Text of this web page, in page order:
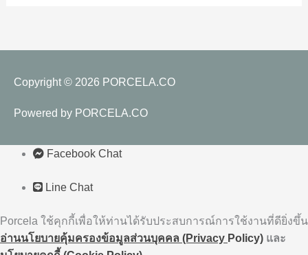
Copyright © 2026 PORCELA.CO
Powered by PORCELA.CO
Facebook Chat
Line Chat
Porcela ใช้คุกกี้เพื่อให้ท่านได้รับประสบการณ์การใช้งานที่ดียิ่งขึ้น
อ่านนโยบายคุ้มครองข้อมูลส่วนบุคคล (Privacy Policy) และ